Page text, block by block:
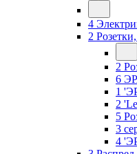
4
2
2
6
1
2
5
3
4